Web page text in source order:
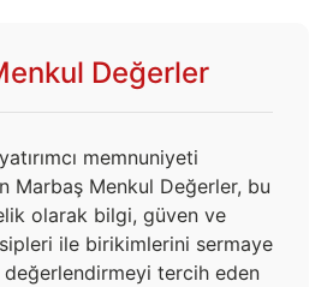
Değerler
memnuniyeti
Marbaş Menkul Değerler, bu
olarak bilgi, güven ve
ile birikimlerini sermaye
değerlendirmeyi tercih eden